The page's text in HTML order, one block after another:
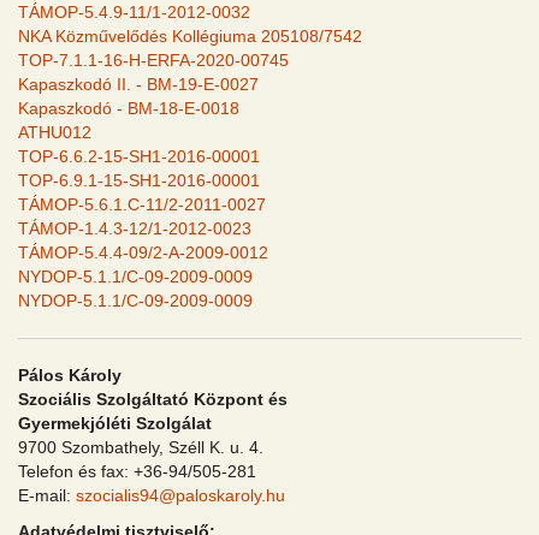
TÁMOP-5.4.9-11/1-2012-0032
NKA Közművelődés Kollégiuma 205108/7542
TOP-7.1.1-16-H-ERFA-2020-00745
Kapaszkodó II. - BM-19-E-0027
Kapaszkodó - BM-18-E-0018
ATHU012
TOP-6.6.2-15-SH1-2016-00001
TOP-6.9.1-15-SH1-2016-00001
TÁMOP-5.6.1.C-11/2-2011-0027
TÁMOP-1.4.3-12/1-2012-0023
TÁMOP-5.4.4-09/2-A-2009-0012
NYDOP-5.1.1/C-09-2009-0009
NYDOP-5.1.1/C-09-2009-0009
Pálos Károly
Szociális Szolgáltató Központ és
Gyermekjóléti Szolgálat
9700 Szombathely, Széll K. u. 4.
Telefon és fax: +36-94/505-281
E-mail: szocialis94@paloskaroly.hu
Adatvédelmi tisztviselő: